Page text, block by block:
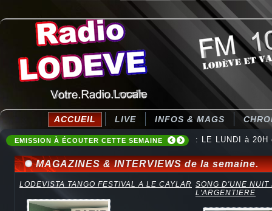
ACCUEIL LIVE INFOS & MAGS
EMISSION À ÉCOUTER CETTE SEMAINE : LE LUNDI à
: Destination
MAGAZINES & INTERVIEWS de la semaine.
LODEVISTA TANGO FESTIVAL A LE CAYLAR SONG D'UNE NUIT
L'ARGENTIERE